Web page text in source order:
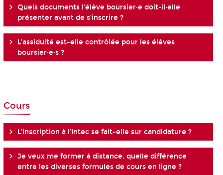
Quels documents l’élève boursier·e doit-il·elle
présenter avant de s’inscrire ?
L’assiduité est-elle contrôlée pour les élèves
boursier·e·s ?
Cours
L’inscription à l’Intec se fait-elle sur candidature ?
Je veux me former à distance, quelle différence
entre les diverses formules de cours en ligne ?